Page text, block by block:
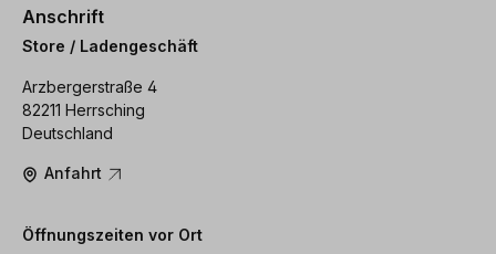
Anschrift
Store / Ladengeschäft
Arzbergerstraße 4
82211 Herrsching
Deutschland
Anfahrt
Öffnungszeiten vor Ort